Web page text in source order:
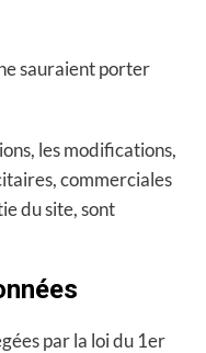
sauraient porter
les modifications,
commerciales
du site, sont
par la loi du 1er